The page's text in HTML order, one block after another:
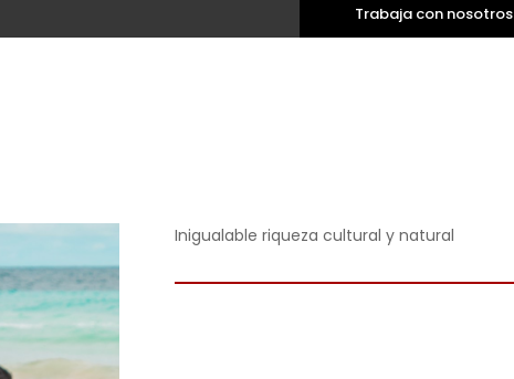
Trabaja con nosotros
Inigualable riqueza cultural y natural